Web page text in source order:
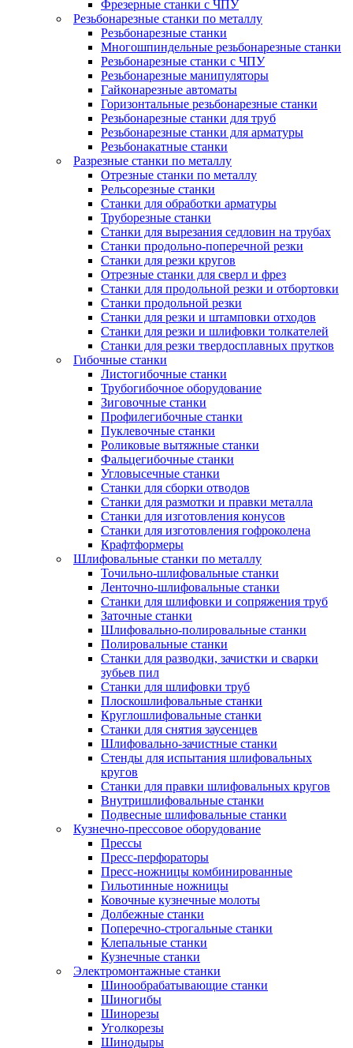
Фрезерные станки с ЧПУ
Резьбонарезные станки по металлу
Резьбонарезные станки
Многошпиндельные резьбонарезные станки
Резьбонарезные станки с ЧПУ
Резьбонарезные манипуляторы
Гайконарезные автоматы
Горизонтальные резьбонарезные станки
Резьбонарезные станки для труб
Резьбонарезные станки для арматуры
Резьбонакатные станки
Разрезные станки по металлу
Отрезные станки по металлу
Рельсорезные станки
Станки для обработки арматуры
Труборезные станки
Станки для вырезания седловин на трубаx
Станки продольно-поперечной резки
Станки для резки кругов
Отрезные станки для сверл и фрез
Станки для продольной резки и отбортовки
Станки продольной резки
Станки для резки и штамповки отходов
Станки для резки и шлифовки толкателей
Станки для резки твердосплавных прутков
Гибочные станки
Листогибочные станки
Трубогибочное оборудование
Зиговочные станки
Профилегибочные станки
Пуклевочные станки
Роликовые вытяжные станки
Фальцегибочные станки
Угловысечные станки
Станки для сборки отводов
Станки для размотки и правки металла
Станки для изготовления конусов
Станки для изготовления гофроколена
Крафтформеры
Шлифовальные станки по металлу
Точильно-шлифовальные станки
Ленточно-шлифовальные станки
Станки для шлифовки и сопряжения труб
Заточные станки
Шлифовально-полировальные станки
Полировальные станки
Станки для разводки, зачистки и сварки
зубьев пил
Станки для шлифовки труб
Плоскошлифовальные станки
Круглошлифовальные станки
Станки для снятия заусенцев
Шлифовально-зачистные станки
Стенды для испытания шлифовальных
кругов
Станки для правки шлифовальных кругов
Внутришлифовальные станки
Подвесные шлифовальные станки
Кузнечно-прессовое оборудование
Прессы
Пресс-перфораторы
Пресс-ножницы комбинированные
Гильотинные ножницы
Ковочные кузнечные молоты
Долбежные станки
Поперечно-строгальные станки
Клепальные станки
Кузнечные станки
Электромонтажные станки
Шинообрабатывающие станки
Шиногибы
Шинорезы
Уголкорезы
Шинодыры